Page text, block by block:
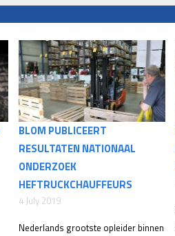
BLOM PUBLICEERT
RESULTATEN NATIONAAL
ONDERZOEK
HEFTRUCKCHAUFFEURS
4 July 2019
Nederlands grootste opleider binnen